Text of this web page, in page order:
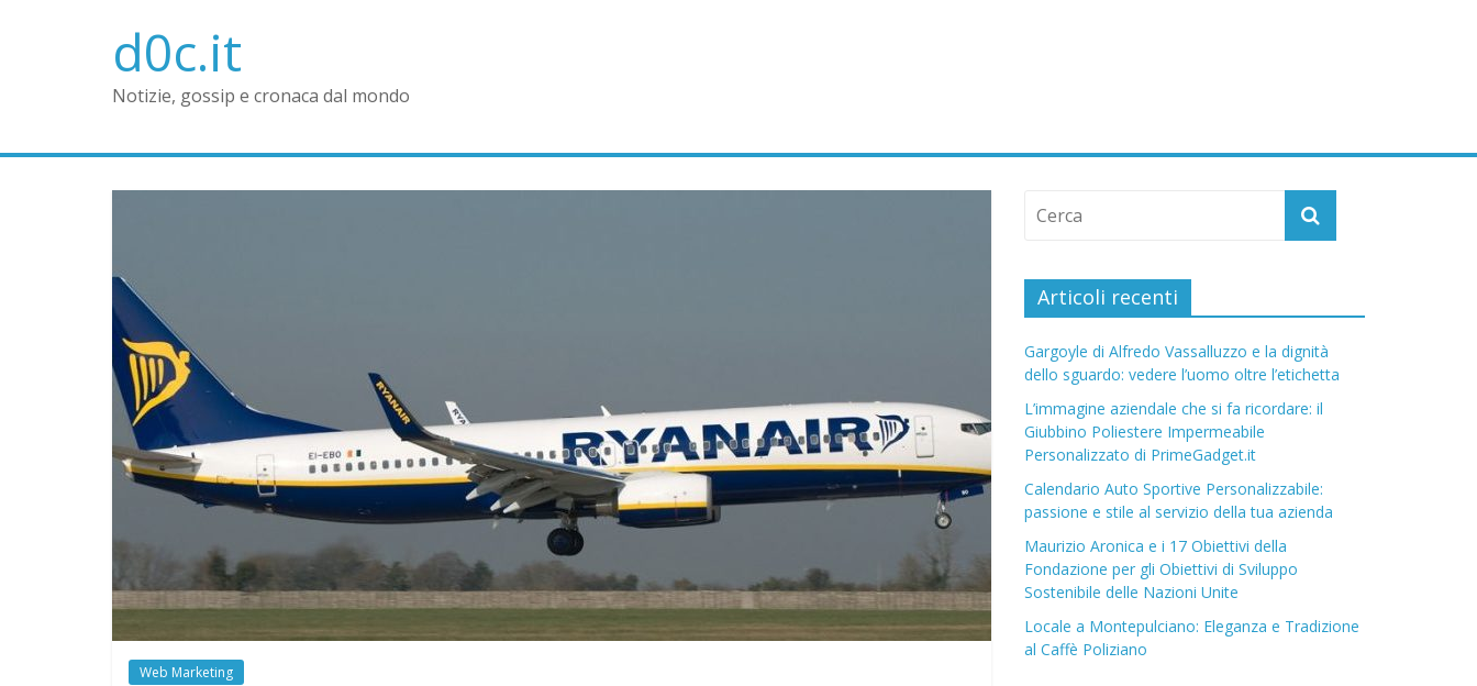
d0c.it
Notizie, gossip e cronaca dal mondo
Web Marketing
Articoli recenti
Gargoyle di Alfredo Vassalluzzo e la dignità
dello sguardo: vedere l’uomo oltre l’etichetta
L’immagine aziendale che si fa ricordare: il
Giubbino Poliestere Impermeabile
Personalizzato di PrimeGadget.it
Calendario Auto Sportive Personalizzabile:
passione e stile al servizio della tua azienda
Maurizio Aronica e i 17 Obiettivi della
Fondazione per gli Obiettivi di Sviluppo
Sostenibile delle Nazioni Unite
Locale a Montepulciano: Eleganza e Tradizione
al Caffè Poliziano